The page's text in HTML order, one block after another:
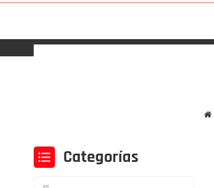
Categorías